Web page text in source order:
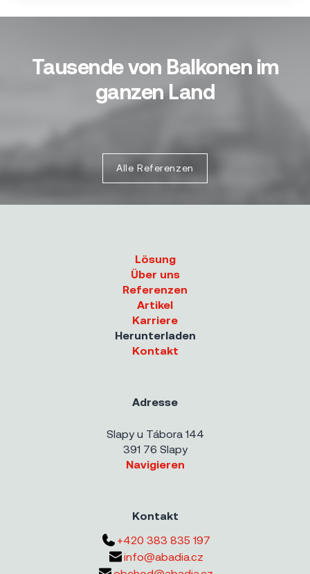
Tausende von Balkonen im
ganzen Land
Alle Referenzen
Lösung
Über uns
Referenzen
Artikel
Karriere
Herunterladen
Kontakt
Adresse
Slapy u Tábora 144
391 76 Slapy
Navigieren
Kontakt
+420 383 835 197
info@abadia.cz